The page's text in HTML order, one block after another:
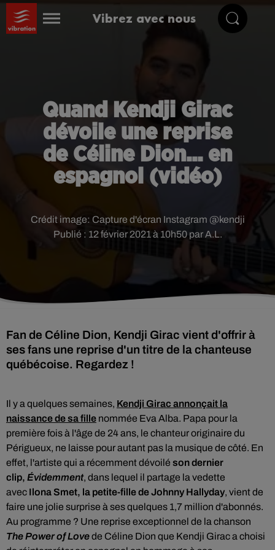
Vibrez avec nous
Quand Kendji Girac
dévoile une reprise
de Céline Dion... en
espagnol (vidéo)
Publié : 12 février 2021 à 10h50 par A.L.
Crédit image: Capture d'écran Instagram @kendji
Fan de Céline Dion, Kendji Girac vient d'offrir à
ses fans une reprise d'un titre de la chanteuse
québécoise. Regardez !
Il y a quelques semaines, Kendji Girac annonçait la
naissance de sa fille nommée Eva Alba. Papa pour la
première fois à l'âge de 24 ans, le chanteur originaire du
Périgueux, ne laisse pour autant pas la musique de côté. En
effet, l'artiste qui a récemment dévoilé son dernier
clip, Évidemment, dans lequel il partage la vedette
avec Ilona Smet, la petite-fille de Johnny Hallyday, vient de
faire une jolie surprise à ses quelques 1,7 million d'abonnés.
Au programme ? Une reprise exceptionnel de la chanson
The Power of Lovede Céline Dion que Kendji Girac a choisi